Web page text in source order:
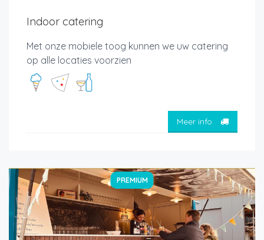
Indoor catering
Met onze mobiele toog kunnen we uw catering
op alle locaties voorzien
Meer info
PREMIUM